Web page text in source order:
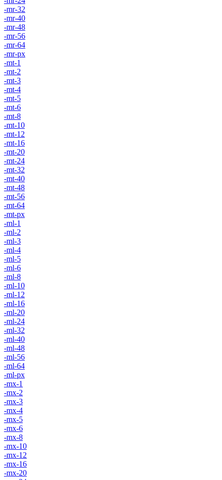
-mr-32
-mr-40
-mr-48
-mr-56
-mr-64
-mr-px
-mt-1
-mt-2
-mt-3
-mt-4
-mt-5
-mt-6
-mt-8
-mt-10
-mt-12
-mt-16
-mt-20
-mt-24
-mt-32
-mt-40
-mt-48
-mt-56
-mt-64
-mt-px
-ml-1
-ml-2
-ml-3
-ml-4
-ml-5
-ml-6
-ml-8
-ml-10
-ml-12
-ml-16
-ml-20
-ml-24
-ml-32
-ml-40
-ml-48
-ml-56
-ml-64
-ml-px
-mx-1
-mx-2
-mx-3
-mx-4
-mx-5
-mx-6
-mx-8
-mx-10
-mx-12
-mx-16
-mx-20